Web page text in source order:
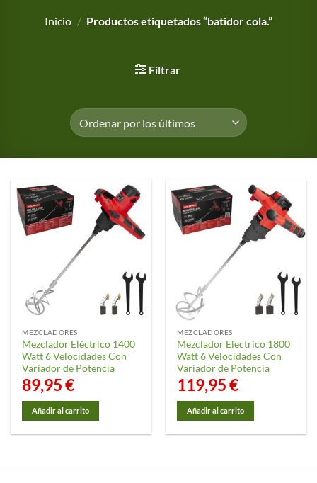
Inicio / Productos etiquetados “batidor cola.”
Filtrar
MEZCLADORES
Mezclador Eléctrico 1400
Watt 6 Velocidades Con
Variador de Potencia
89,95€
Añadir al carrito
MEZCLADORES
Mezclador Electrico 1800
Watt 6 Velocidades Con
Variador de Potencia
119,95€
Añadir al carrito